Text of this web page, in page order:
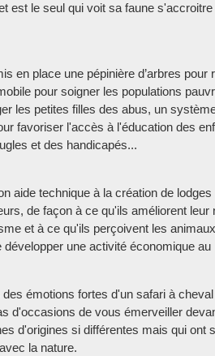
est le seul qui voit sa faune
en place une pépinière d’arbres pour
pour soigner les populations
les petites filles des abus, un
favoriser l'accès à l'éducation des
et des handicapés...
aide technique à la création de
de façon à ce qu'ils améliorent leur
et à ce qu'ils perçoivent les
une activité économique
émotions fortes d'un safari à
d'occasions de vous émerveiller
d'origines si différentes mais qui ont
la nature.